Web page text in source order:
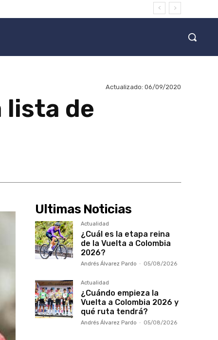
Actualizado: 06/09/2020
lista de
Ultimas Noticias
Actualidad
¿Cuál es la etapa reina
de la Vuelta a Colombia
2026?
Andrés Álvarez Pardo - 05/08/2026
Actualidad
¿Cuándo empieza la
Vuelta a Colombia 2026 y
qué ruta tendrá?
Andrés Álvarez Pardo - 05/08/2026